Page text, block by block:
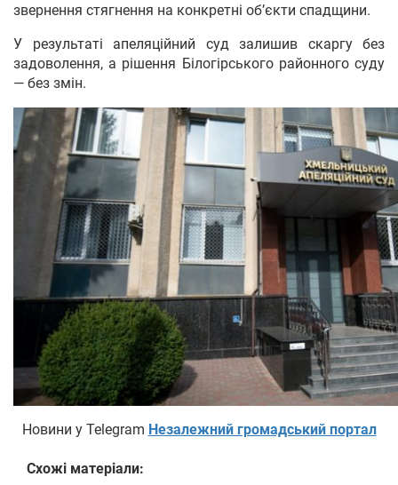
звернення стягнення на конкретні об’єкти спадщини.
У результаті апеляційний суд залишив скаргу без
задоволення, а рішення Білогірського районного суду
— без змін.
Новини у Telegram Незалежний громадський портал
Схожі матеріали: